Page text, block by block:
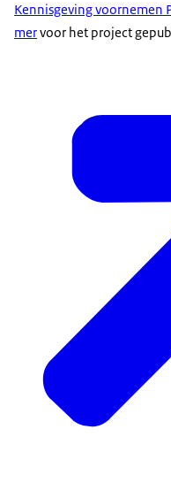
Kennisgeving voornemen
mervoor het project